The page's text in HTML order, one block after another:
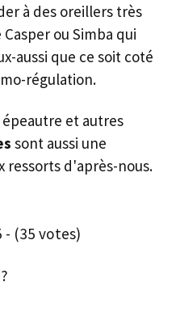
à des oreillers très
ou Simba qui
aussi que ce soit coté
régulation.
et autres
sont aussi une
ressorts d'après-nous.
- (35 votes)